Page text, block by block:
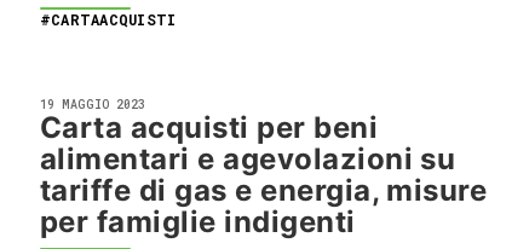
#CARTAACQUISTI
19 MAGGIO 2023
Carta acquisti per beni
alimentari e agevolazioni su
tariffe di gas e energia, misure
per famiglie indigenti